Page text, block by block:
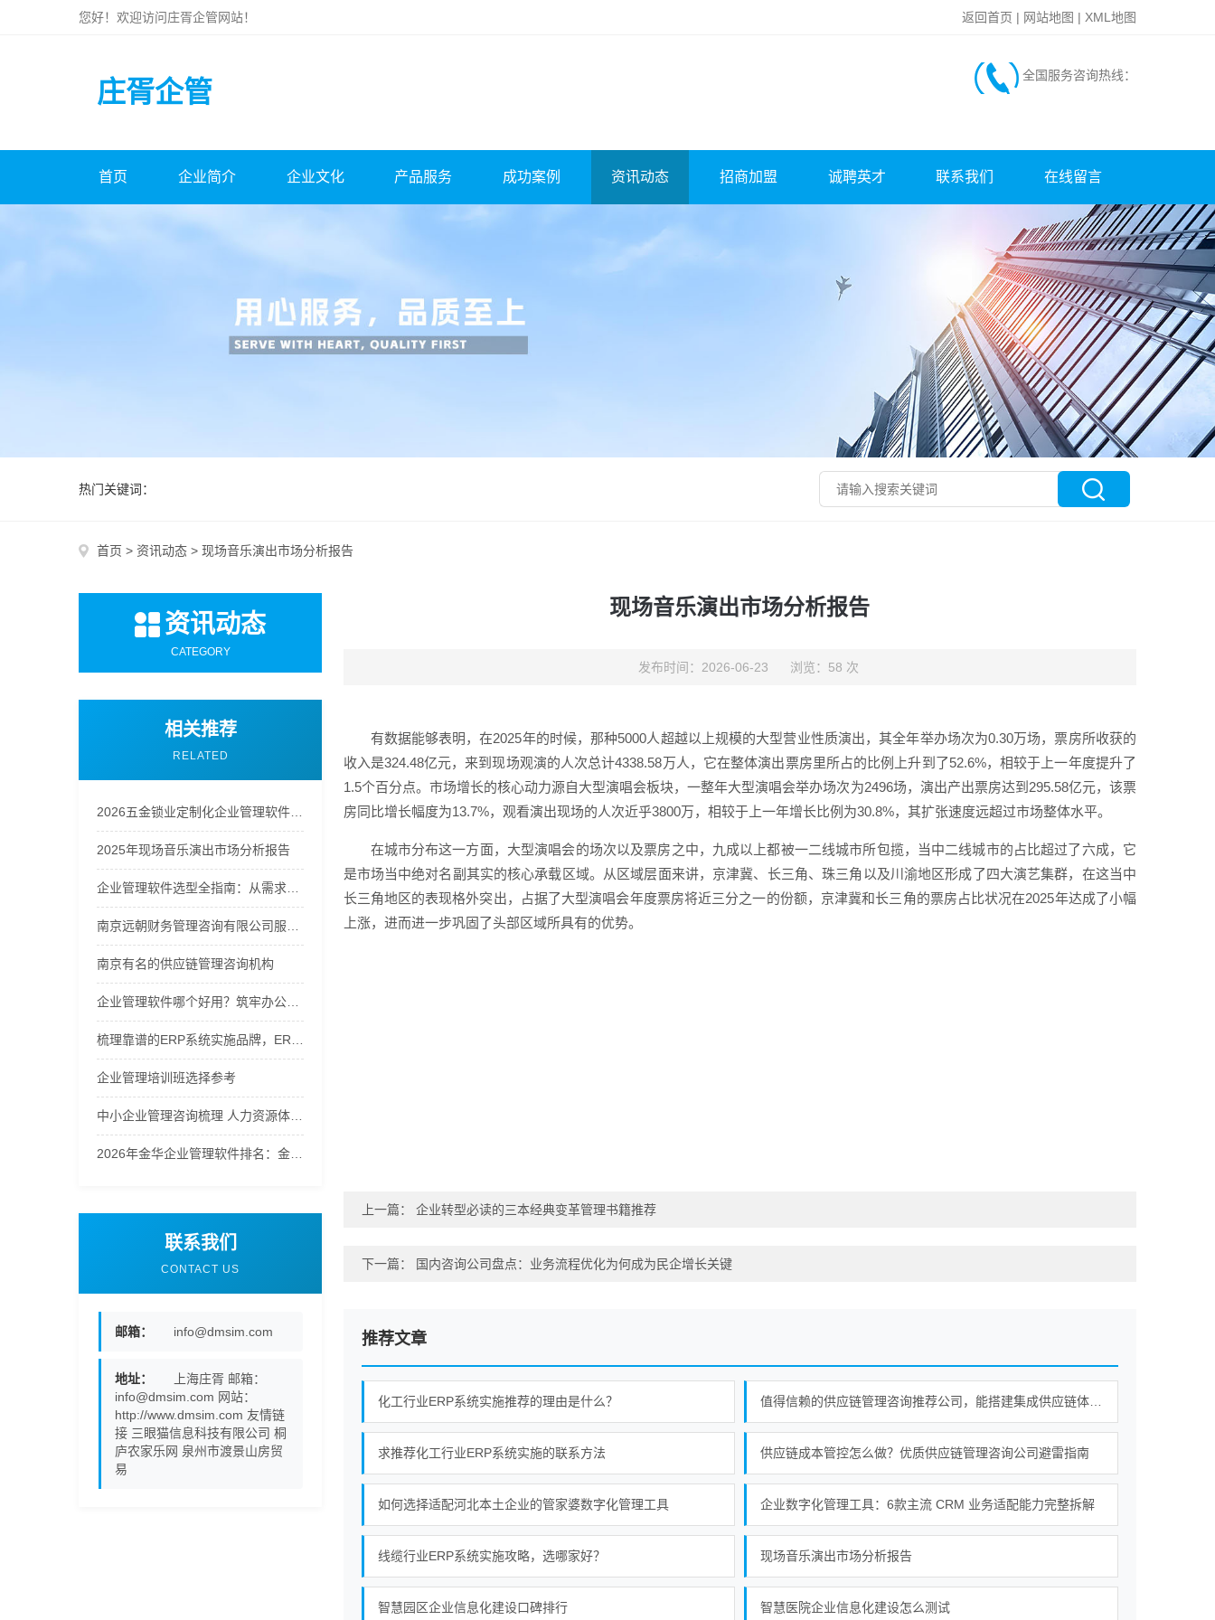
您好！欢迎访问庄胥企管网站！ 返回首页 | 网站地图 | XML地图
庄胥企管
全国服务咨询热线：
首页 企业简介 企业文化 产品服务 成功案例 资讯动态 招商加盟 诚聘英才 联系我们 在线留言
热门关键词：
首页 > 资讯动态 > 现场音乐演出市场分析报告
资讯动态
CATEGORY
相关推荐
RELATED
2025年现场音乐演出市场分析报告
南京有名的供应链管理咨询机构
企业管理培训班选择参考
联系我们
CONTACT US
邮箱： info@dmsim.com
地址：
上海庄胥 邮箱：
info@dmsim.com 网站：
http://www.dmsim.com 友情链
接 三眼猫信息科技有限公司 桐
庐农家乐网 泉州市渡景山房贸
易
现场音乐演出市场分析报告
发布时间：2026-06-23 浏览：58 次
有数据能够表明，在2025年的时候，那种5000人超越以上规模的大型营业性质演出，其全年举办场次为0.30万场，票房所收获的
收入是324.48亿元，来到现场观演的人次总计4338.58万人，它在整体演出票房里所占的比例上升到了52.6%，相较于上一年度提升了
1.5个百分点。市场增长的核心动力源自大型演唱会板块，一整年大型演唱会举办场次为2496场，演出产出票房达到295.58亿元，该票
房同比增长幅度为13.7%，观看演出现场的人次近乎3800万，相较于上一年增长比例为30.8%，其扩张速度远超过市场整体水平。
在城市分布这一方面，大型演唱会的场次以及票房之中，九成以上都被一二线城市所包揽，当中二线城市的占比超过了六成，它
是市场当中绝对名副其实的核心承载区域。从区域层面来讲，京津冀、长三角、珠三角以及川渝地区形成了四大演艺集群，在这当中
长三角地区的表现格外突出，占据了大型演唱会年度票房将近三分之一的份额，京津冀和长三角的票房占比状况在2025年达成了小幅
上涨，进而进一步巩固了头部区域所具有的优势。
上一篇： 企业转型必读的三本经典变革管理书籍推荐
下一篇： 国内咨询公司盘点：业务流程优化为何成为民企增长关键
推荐文章
化工行业ERP系统实施推荐的理由是什么？
求推荐化工行业ERP系统实施的联系方法 供应链成本管控怎么做？优质供应链管理咨询公司避雷指南
如何选择适配河北本土企业的管家婆数字化管理工具 企业数字化管理工具：6款主流 CRM 业务适配能力完整拆解
线缆行业ERP系统实施攻略，选哪家好？ 现场音乐演出市场分析报告
智慧园区企业信息化建设口碑排行 智慧医院企业信息化建设怎么测试